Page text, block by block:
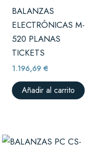
BALANZAS
ELECTRÓNICAS M-
520 PLANAS
TICKETS
1.196,69€
Añadir al carrito